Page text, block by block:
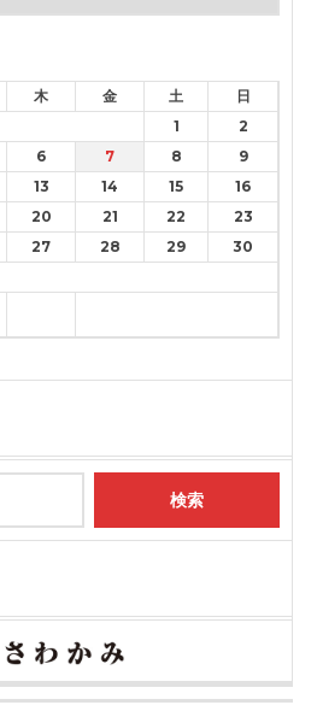
木 金 土 日
1
2
6 7 8
9
13 14 15
16
20 21 22
23
27 28 29
30